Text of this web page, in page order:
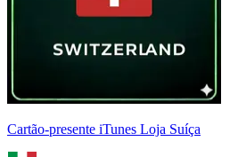
Cartão-presente iTunes Loja Suíça